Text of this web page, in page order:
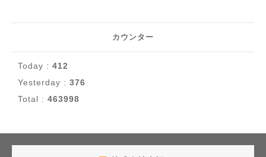
カウンター
Today : 412
Yesterday : 376
Total : 463998